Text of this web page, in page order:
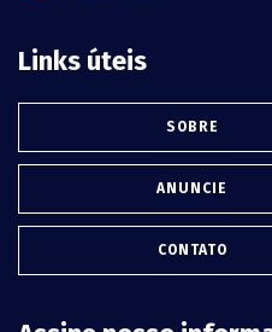
Links úteis
SOBRE
ANUNCIE
CONTATO